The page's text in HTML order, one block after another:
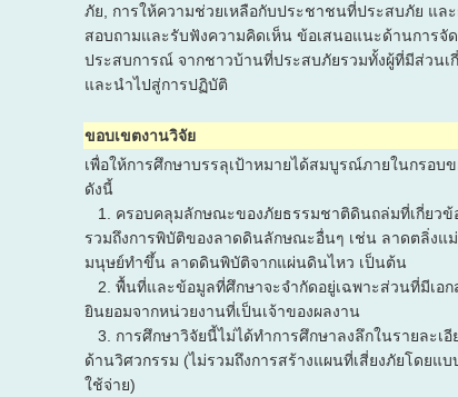
ภัย, การให้ความช่วยเหลือกับประชาชนที่ประสบภัย แ
สอบถามและรับฟังความคิดเห็น ข้อเสนอแนะด้านการจั
ประสบการณ์ จากชาวบ้านที่ประสบภัยรวมทั้งผู้ที่มีส่วน
และนำไปสู่การปฏิบัติ
ขอบเขตงานวิจัย
เพื่อให้การศึกษาบรรลุเป้าหมายได้สมบูรณ์ภายในกรอบ
ดังนี้
1. ครอบคลุมลักษณะของภัยธรรมชาติดินถล่มที่เกี่ยวข้
รวมถึงการพิบัติของลาดดินลักษณะอื่นๆ เช่น ลาดตลิ่ง
มนุษย์ทำขึ้น ลาดดินพิบัติจากแผ่นดินไหว เป็นต้น
2. พื้นที่และข้อมูลที่ศึกษาจะจำกัดอยู่เฉพาะส่วนที่มีเอ
ยินยอมจากหน่วยงานที่เป็นเจ้าของผลงาน
3. การศึกษาวิจัยนี้ไม่ได้ทำการศึกษาลงลึกในรายละเ
ด้านวิศวกรรม (ไม่รวมถึงการสร้างแผนที่เสี่ยงภัยโดยแ
ใช้จ่าย)